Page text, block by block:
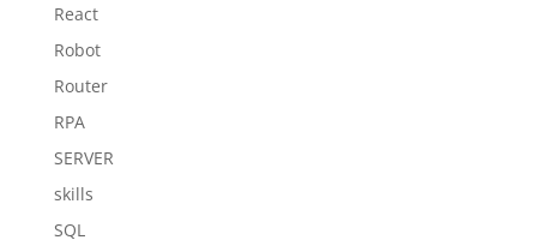
React
Robot
Router
RPA
SERVER
skills
SQL